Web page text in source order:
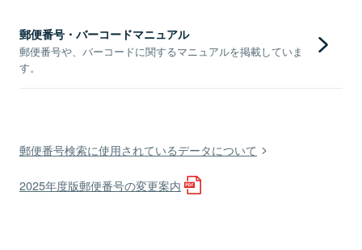
郵便番号・バーコードマニュアル
郵便番号や、バーコードに関するマニュアルを掲載していま
す。
郵便番号検索に使用されているデータについて
2025年度版郵便番号の変更案内